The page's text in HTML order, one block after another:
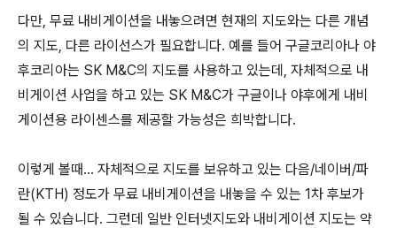
다만, 무료 내비게이션을 내놓으려면 현재의 지도와는 다른 개념
의 지도, 다른 라이선스가 필요합니다. 예를 들어 구글코리아나 야
후코리아는 SK M&C의 지도를 사용하고 있는데, 자체적으로 내
비게이션 사업을 하고 있는 SK M&C가 구글이나 야후에게 내비
게이션용 라이센스를 제공할 가능성은 희박합니다.
이렇게 볼때... 자체적으로 지도를 보유하고 있는 다음/네이버/파
란(KTH) 정도가 무료 내비게이션을 내놓을 수 있는 1차 후보가
될 수 있습니다. 그런데 일반 인터넷지도와 내비게이션 지도는 약